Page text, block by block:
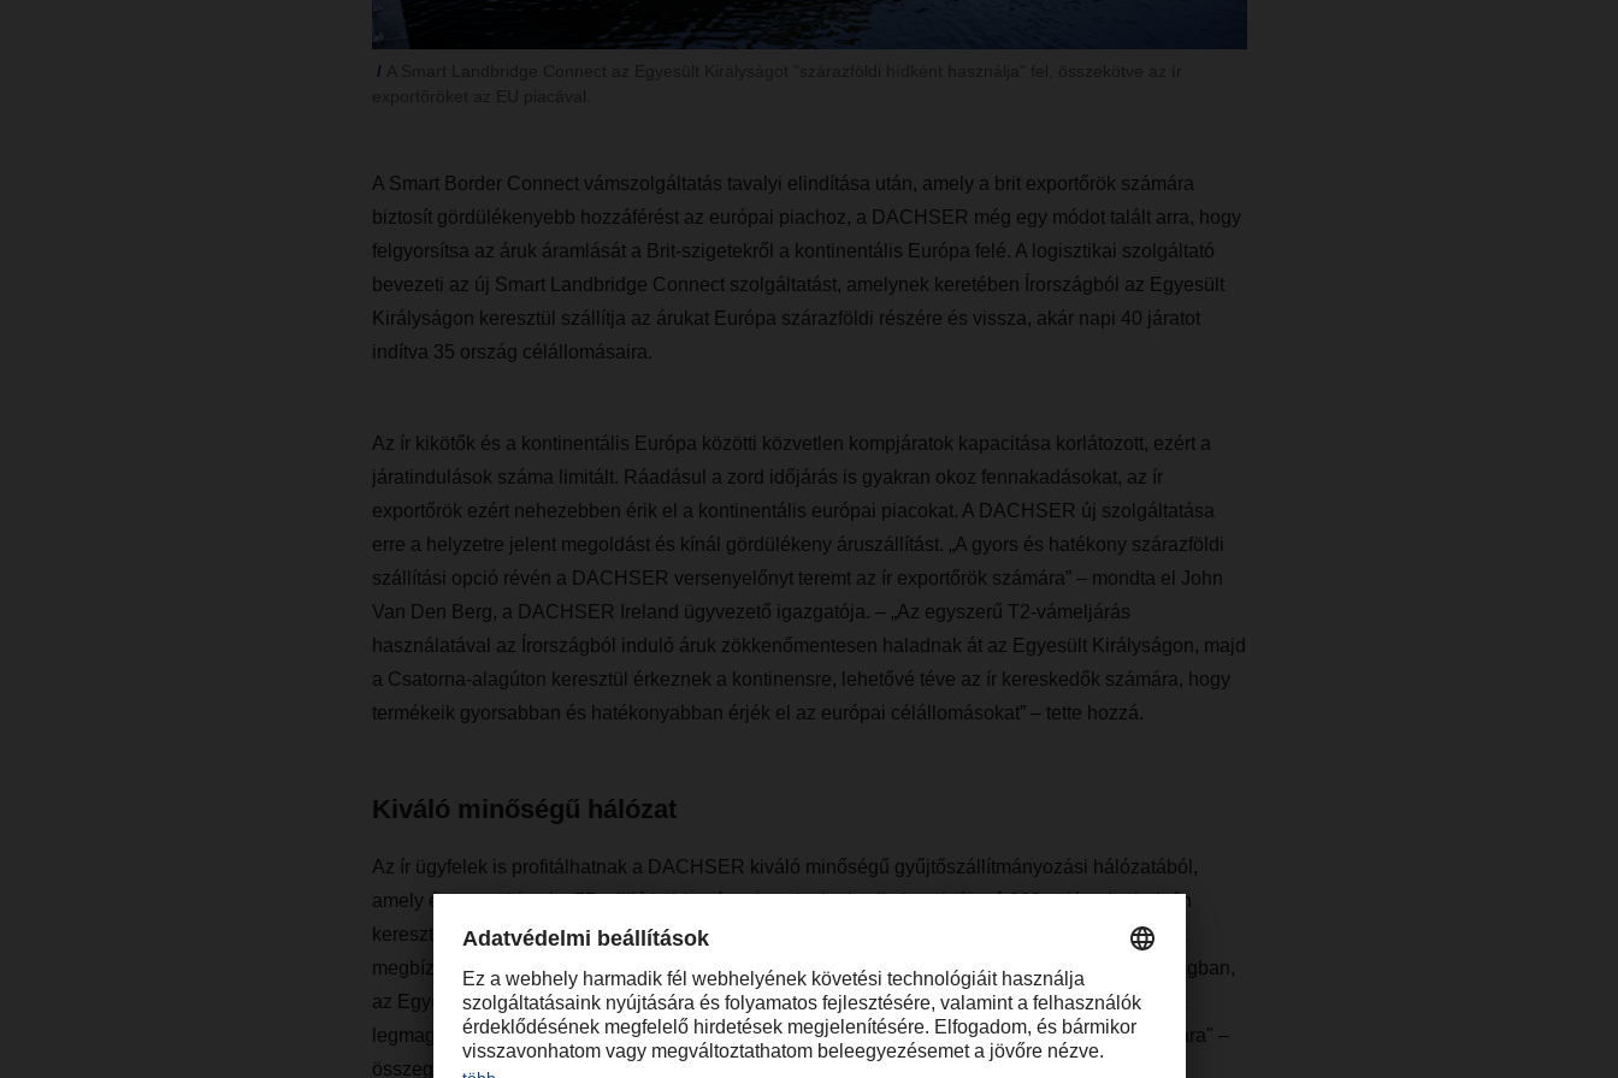
A Smart Border Connect vámszolgáltatás tavalyi elindítása után, amely a brit exportőrök számára
biztosít gördülékenyebb hozzáférést az európai piachoz, a DACHSER még egy módot talált arra, hogy
felgyorsítsa az áruk áramlását a Brit-szigetekről a kontinentális Európa felé. A logisztikai szolgáltató
bevezeti az új Smart Landbridge Connect szolgáltatást, amelynek keretében Írországból az Egyesült
Királyságon keresztül szállítja az árukat Európa szárazföldi részére és vissza, akár napi 40 járatot
indítva 35 ország célállomásaira.
Az ír kikötők és a kontinentális Európa közötti közvetlen kompjáratok kapacitása korlátozott, ezért a
járatindulások száma limitált. Ráadásul a zord időjárás is gyakran okoz fennakadásokat, az ír
exportőrök ezért nehezebben érik el a kontinentális európai piacokat. A DACHSER új szolgáltatása
erre a helyzetre jelent megoldást és kínál gördülékeny áruszállítást. „A gyors és hatékony szárazföldi
szállítási opció révén a DACHSER versenyelőnyt teremt az ír exportőrök számára” – mondta el John
Van Den Berg, a DACHSER Ireland ügyvezető igazgatója. – „Az egyszerű T2-vámeljárás
használatával az Írországból induló áruk zökkenőmentesen haladnak át az Egyesült Királyságon, majd
a Csatorna-alagúton keresztül érkeznek a kontinensre, lehetővé téve az ír kereskedők számára, hogy
termékeik gyorsabban és hatékonyabban érjék el az európai célállomásokat” – tette hozzá.
Kiváló minőségű hálózat
Az ír ügyfelek is profitálhatnak a DACHSER kiváló minőségű gyűjtőszállítmányozási hálózatából,
amely évente több mint 77 millió küldeményt kezel a logisztikai szolgáltató 220 saját telephelyén
keresztül Európában. A DACHSER házon belüli informatikai rendszerei és eLogistics-platformja
megbízható, átlátható és biztonságos alapot jelent a szolgáltatás során. "Végső soron az Írországban,
az Egyesült Királyságban és a kontinentális Európában működő saját hálózatunk révén tudjuk a
legmagasabb szintű minőséget és biztonságot nyújtani – ami kiemelten fontos ügyfeleink számára" –
összegzi Van Den Berg.